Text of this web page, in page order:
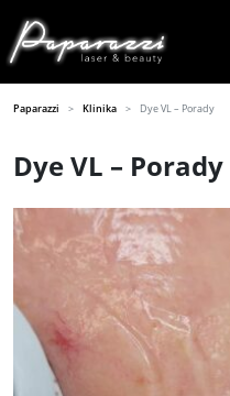
Paparazzi Klinika Dye VL – Porady
Dye VL – Porady